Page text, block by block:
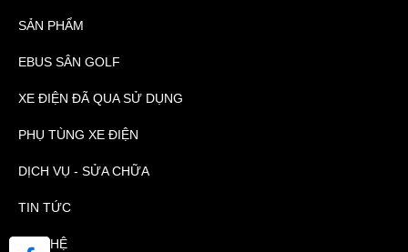
SẢN PHẨM
EBUS SÂN GOLF
XE ĐIỆN ĐÃ QUA SỬ DỤNG
PHỤ TÙNG XE ĐIỆN
DỊCH VỤ - SỬA CHỮA
TIN TỨC
LIÊN HỆ